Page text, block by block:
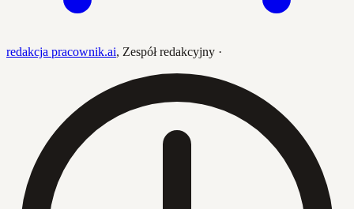
redakcja pracownik.ai, Zespół redakcyjny ·